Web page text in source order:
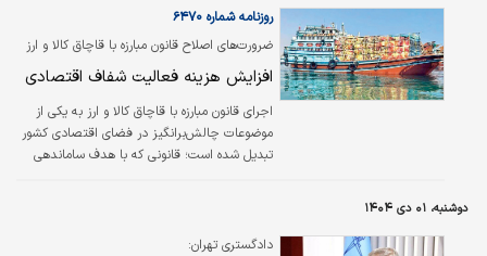
و مبدأ وقوع تخلف برخورد صورت گیرد، افزود:
برخورد با فعالان خرد این عرصه نه تنها مشکل را
رفع نمی‌کند، بلکه می‌تواند تنش‌های اجتماعی نیز
ایجاد کند. باید با عوامل اولیه و سرمنشأهای
اصلی، فارغ از هر نوع وابستگی آنها برخورد شود
و…
ضرورت‌های اصلاح قانون مبارزه با قاچاق کالا و ارز
تشریح شد"
روزنامه شماره ۶۴۷۰
افزایش هزینه ‌فعالیت شفاف اقتصادی
اجرای قانون مبارزه با قاچاق کالا و ارز به یکی از
موضوعات چالش‌برانگیز در فضای اقتصادی کشور
تبدیل شده است؛ قانونی که با هدف ساماندهی
مواجه شده است.
دوشنبه، ۰۱ دی ۱۴۰۴
دادگستری تهران: